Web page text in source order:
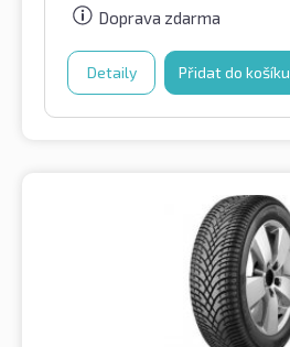
Doprava zdarma
Detaily Přidat do košíku